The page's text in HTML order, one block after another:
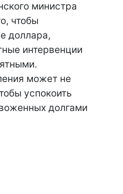
министра
чтобы
доллара,
интервенции
может не
успокоить
долгами